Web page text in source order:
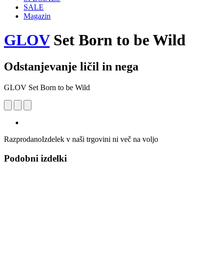
SALE
Magazin
GLOVSet Born to be Wild
Odstanjevanje ličil in nega
GLOV Set Born to be Wild
RazprodanoIzdelek v naši trgovini ni več na voljo
Podobni izdelki